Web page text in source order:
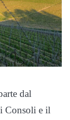
dal
Consoli e il